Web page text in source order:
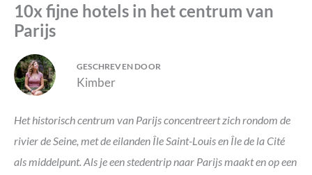
10x fijne hotels in het centrum van
Parijs
Het historisch centrum van Parijs concentreert zich rondom de
rivier de Seine, met de eilanden Île Saint-Louis en Île de la Cité
als middelpunt. Als je een stedentrip naar Parijs maakt en op een
GESCHREVEN DOOR
Kimber